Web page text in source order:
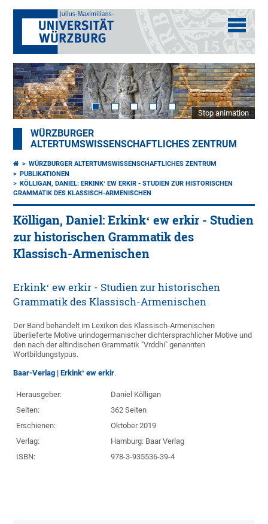
Stop animation
WÜRZBURGER
ALTERTUMSWISSENSCHAFTLICHES ZENTRUM
WÜRZBURGER ALTERTUMSWISSENSCHAFTLICHES ZENTRUM
PUBLIKATIONEN
KÖLLIGAN, DANIEL: ERKINKʻ EW ERKIR - STUDIEN ZUR HISTORISCHEN
GRAMMATIK DES KLASSISCH-ARMENISCHEN
Kölligan, Daniel: Erkinkʻ ew erkir - Studien
zur historischen Grammatik des
Klassisch-Armenischen
Erkinkʻ ew erkir - Studien zur historischen
Grammatik des Klassisch-Armenischen
Der Band behandelt im Lexikon des Klassisch-Armenischen
überlieferte Motive urindogermanischer dichtersprachlicher Motive und
den nach der altindischen Grammatik "Vrddhi" genannten
Wortbildungstypus.
Baar-Verlag | Erkinkʻ ew erkir.
Herausgeber:
Daniel Kölligan
Seiten:
362 Seiten
Erschienen:
Oktober 2019
Verlag:
Hamburg: Baar Verlag
ISBN:
978-3-935536-39-4